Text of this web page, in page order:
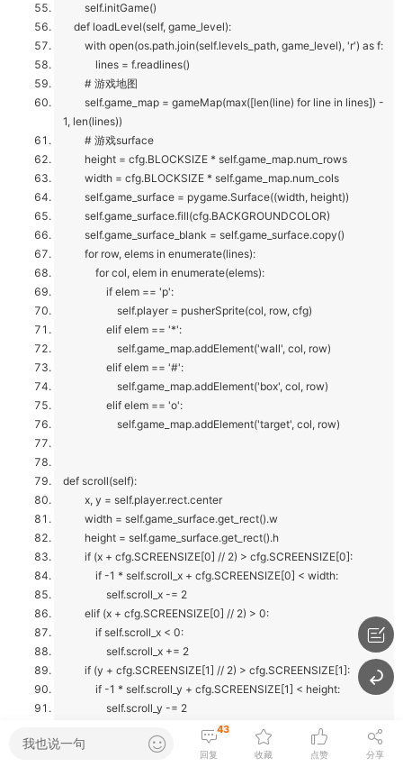
self.initGame()
def loadLevel(self, game_level):
with open(os.path.join(self.levels_path, game_level), 'r') as f:
lines = f.readlines()
# 游戏地图
self.game_map = gameMap(max([len(line) for line in lines]) -
1, len(lines))
# 游戏surface
height = cfg.BLOCKSIZE * self.game_map.num_rows
width = cfg.BLOCKSIZE * self.game_map.num_cols
self.game_surface = pygame.Surface((width, height))
self.game_surface.fill(cfg.BACKGROUNDCOLOR)
self.game_surface_blank = self.game_surface.copy()
for row, elems in enumerate(lines):
for col, elem in enumerate(elems):
if elem == 'p':
self.player = pusherSprite(col, row, cfg)
elif elem == '*':
self.game_map.addElement('wall', col, row)
elif elem == '#':
self.game_map.addElement('box', col, row)
elif elem == 'o':
self.game_map.addElement('target', col, row)
def scroll(self):
x, y = self.player.rect.center
width = self.game_surface.get_rect().w
height = self.game_surface.get_rect().h
if (x + cfg.SCREENSIZE[0] // 2) > cfg.SCREENSIZE[0]:
if -1 * self.scroll_x + cfg.SCREENSIZE[0] < width:
self.scroll_x -= 2
elif (x + cfg.SCREENSIZE[0] // 2) > 0:
if self.scroll_x < 0:
self.scroll_x += 2
if (y + cfg.SCREENSIZE[1] // 2) > cfg.SCREENSIZE[1]:
if -1 * self.scroll_y + cfg.SCREENSIZE[1] < height:
self.scroll_y -= 2
if self.scroll_y < 0:
我也说一句
回复
43
收藏 点赞 分享